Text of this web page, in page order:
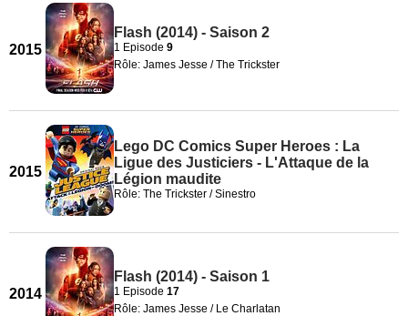
2015
Flash (2014) - Saison 2
1 Episode 9
Rôle: James Jesse / The Trickster
2015
Lego DC Comics Super Heroes : La
Ligue des Justiciers - L'Attaque de la
Légion maudite
Rôle: The Trickster / Sinestro
2014
Flash (2014) - Saison 1
1 Episode 17
Rôle: James Jesse / Le Charlatan